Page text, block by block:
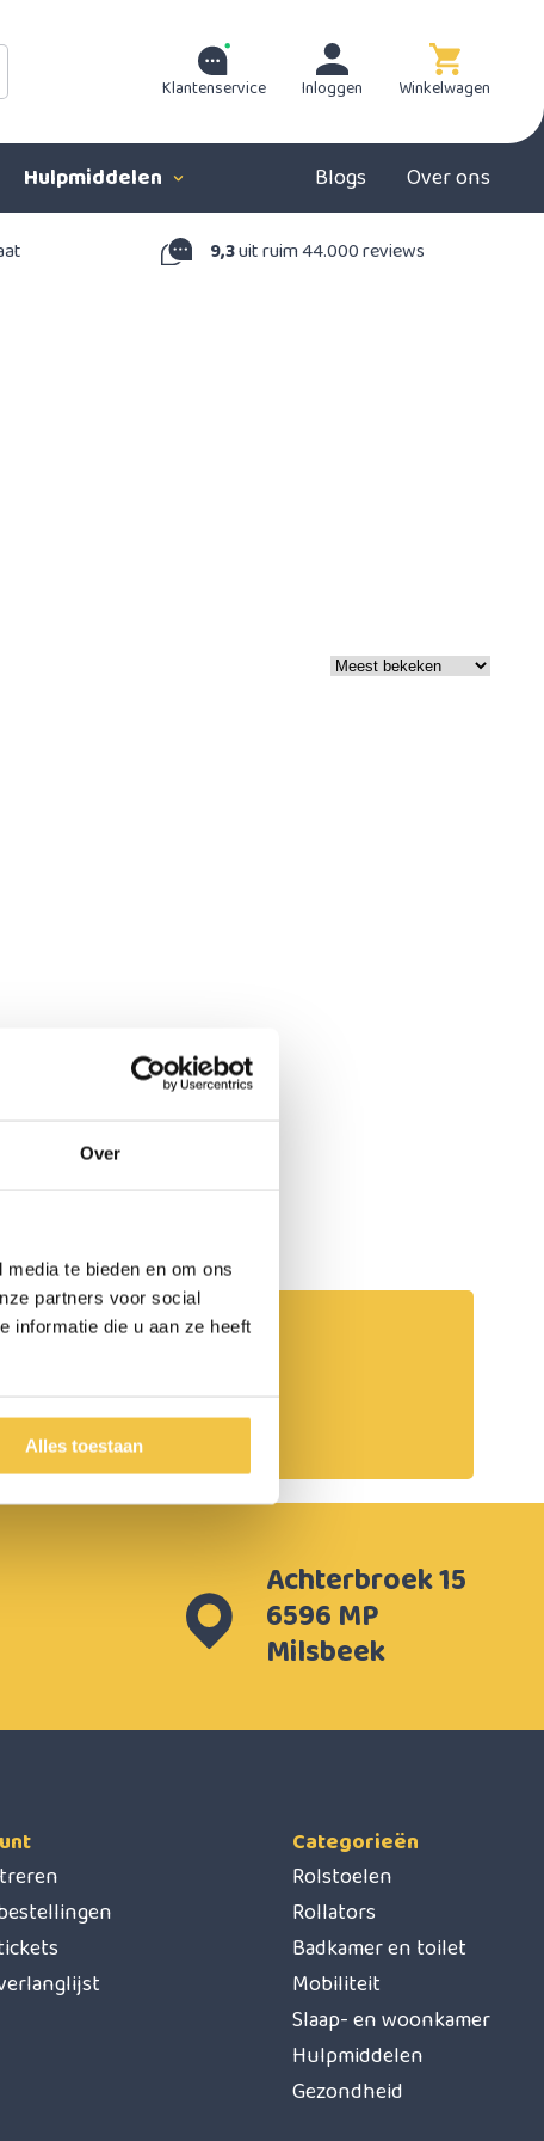
Over
te bieden en om ons
partners voor social
informatie die u aan ze heeft
Alles toestaan
Klantenservice Inloggen Winkelwagen
Hulpmiddelen Blogs Over ons
9,3uit ruim 44.000 reviews
Persoonlijk advies
Start chat
Achterbroek 15
6596 MP
Milsbeek
Categorieën
Rolstoelen
Rollators
Badkamer en toilet
Mobiliteit
Slaap- en woonkamer
Hulpmiddelen
Gezondheid